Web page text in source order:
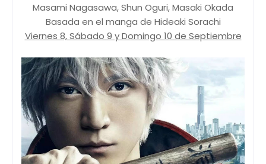
Masami Nagasawa, Shun Oguri, Masaki Okada
Basada en el manga de Hideaki Sorachi
Viernes 8, Sábado 9 y Domingo 10 de Septiembre